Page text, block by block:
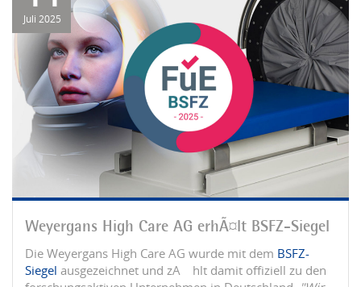
Juli 2025
Weyergans High Care AG erhÃ¤lt BSFZ-Siegel
Die Weyergans High Care AG wurde mit dem BSFZ-
Siegel ausgezeichnet und zÃ¤hlt damit offiziell zu den